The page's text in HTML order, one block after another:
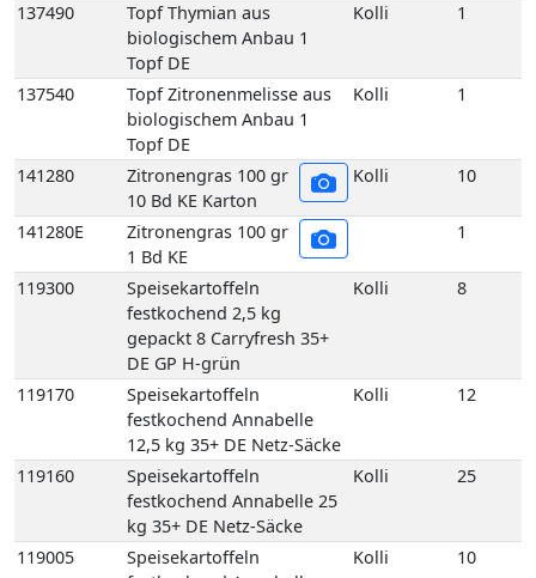
137490
Topf Thymian aus
biologischem Anbau 1
Topf DE
Kolli 1
137540
Topf Zitronenmelisse aus
biologischem Anbau 1
Topf DE
Kolli 1
141280
Zitronengras 100 gr
10 Bd KE Karton
Kolli 10
141280E
Zitronengras 100 gr
1 Bd KE
1
119300
Speisekartoffeln
festkochend 2,5 kg
gepackt 8 Carryfresh 35+
DE GP H-grün
Kolli 8
119170
Speisekartoffeln
festkochend Annabelle
12,5 kg 35+ DE Netz-Säcke
Kolli 12
119160
Speisekartoffeln
festkochend Annabelle 25
kg 35+ DE Netz-Säcke
Kolli 25
119005
Speisekartoffeln
Kolli 10